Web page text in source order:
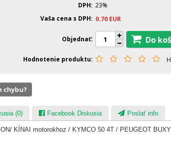
DPH 23%
Vaša cena s DPH
0.70 EUR
Objednať Do
Hodnotenie produktu
chybu?
(0) Facebook Diskusia Poslať info
KÍNAI motorokhoz / KYMCO 50 4T / PEUGEOT